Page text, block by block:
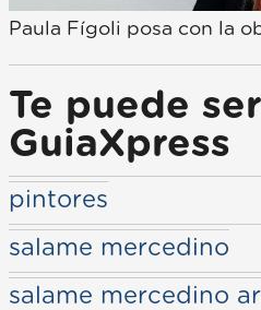
Paula Fígoli posa con la
Te puede
GuiaXpress
pintores
salame mercedino
salame mercedino